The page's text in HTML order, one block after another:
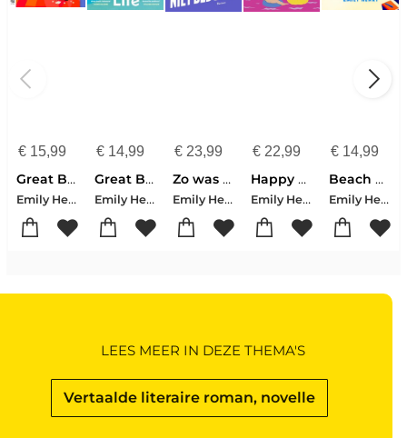
€15,99
Great Big Beautiful Life
Emily Henry
€14,99
Great Big Beautiful Life
Emily Henry
€ 23,99
Zo was het niet bedoeld
Emily Henry
€ 22,99
Happy Place
Emily Henry
€ 14,99
Beach Read
Emily Henry
Vertaalde literaire roman, novelle
LEES MEER IN DEZE THEMA'S